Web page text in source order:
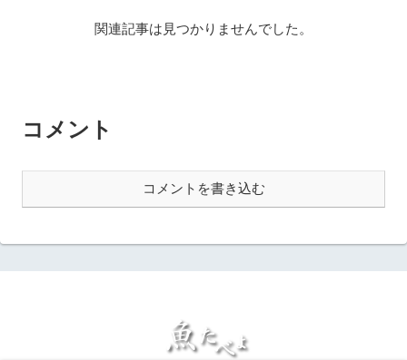
関連記事は見つかりませんでした。
コメント
コメントを書き込む